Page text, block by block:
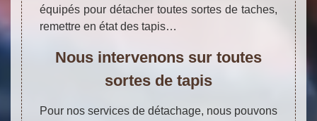
équipés pour détacher toutes sortes de taches,
remettre en état des tapis…
Nous intervenons sur toutes
sortes de tapis
Pour nos services de détachage, nous pouvons